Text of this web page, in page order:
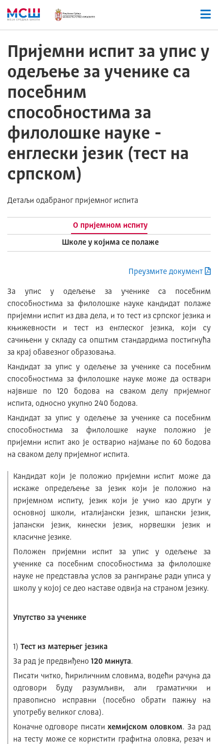
Пријемни испит за упис у
одељење за ученике са
посебним
способностима за
филолошке науке -
енглески језик (тест на
српском)
Детаљи одабраног пријемног испита
О пријемном испиту
Школе у којима се полаже
Преузмите документ
За упис у одељење за ученике са посебним
способностима за филолошке науке кандидат полаже
пријемни испит из два дела, и то тест из српског језика и
књижевности и тест из енглеског језика, који су
сачињени у складу са општим стандардима постигнућа
за крај обавезног образовања.
Кандидат за упис у одељење за ученике са посебним
способностима за филолошке науке може да оствари
највише по 120 бодова на сваком делу пријемног
испита, односно укупно 240 бодова.
Кандидат за упис у одељење за ученике са посебним
способностима за филолошке науке положио је
пријемни испит ако је остварио најмање по 60 бодова
на сваком делу пријемног испита.
Кандидат који је положио пријемни испит може да
искаже опредељење за језик који је положио на
пријемном испиту, језик који је учио као други у
основној школи, италијански језик, шпански језик,
јапански језик, кинески језик, норвешки језик и
класичне језике.
Положен пријемни испит за упис у одељење за
ученике са посебним способностима за филолошке
науке не представља услов за рангирање ради уписа у
школу у којој се део наставе одвија на страном језику.
Упутство за ученике
1) Тест из матерњег језика
За рад је предвиђено 120 минута.
Писати читко, ћириличним словима, водећи рачуна да
одговори буду разумљиви, али граматички и
правописно исправни (посебно обрати пажњу на
употребу великог слова).
Коначне одговоре писати хемијском оловком. За рад
на тесту може се користити графитна оловка, резач и